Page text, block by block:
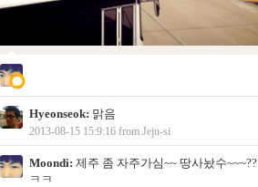
Hyeonseok: 맑음
2013-08-15 15:9:16 from Jeju-si
Moondi: 제주 좀 자주가심~~ 땅사놨수~~~??
ㅋㅋ